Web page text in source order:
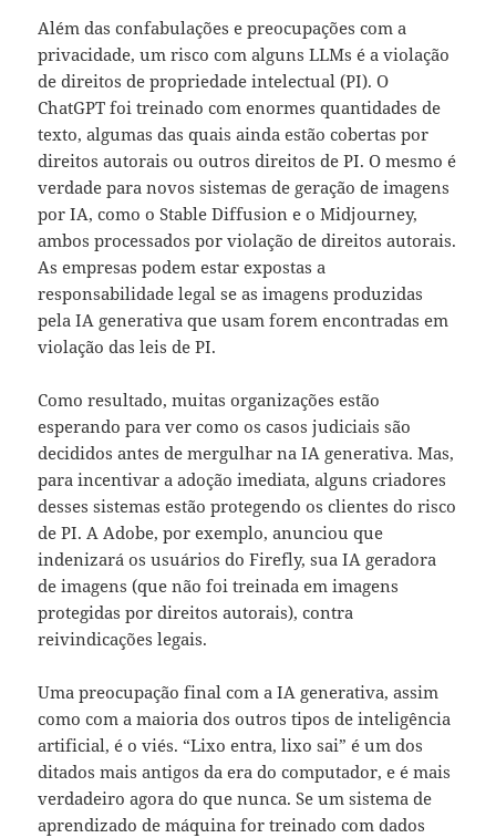
Além das confabulações e preocupações com a
privacidade, um risco com alguns LLMs é a violação
de direitos de propriedade intelectual (PI). O
ChatGPT foi treinado com enormes quantidades de
texto, algumas das quais ainda estão cobertas por
direitos autorais ou outros direitos de PI. O mesmo é
verdade para novos sistemas de geração de imagens
por IA, como o Stable Diffusion e o Midjourney,
ambos processados por violação de direitos autorais.
As empresas podem estar expostas a
responsabilidade legal se as imagens produzidas
pela IA generativa que usam forem encontradas em
violação das leis de PI.
Como resultado, muitas organizações estão
esperando para ver como os casos judiciais são
decididos antes de mergulhar na IA generativa. Mas,
para incentivar a adoção imediata, alguns criadores
desses sistemas estão protegendo os clientes do risco
de PI. A Adobe, por exemplo, anunciou que
indenizará os usuários do Firefly, sua IA geradora
de imagens (que não foi treinada em imagens
protegidas por direitos autorais), contra
reivindicações legais.
Uma preocupação final com a IA generativa, assim
como com a maioria dos outros tipos de inteligência
artificial, é o viés. “Lixo entra, lixo sai” é um dos
ditados mais antigos da era do computador, e é mais
verdadeiro agora do que nunca. Se um sistema de
aprendizado de máquina for treinado com dados